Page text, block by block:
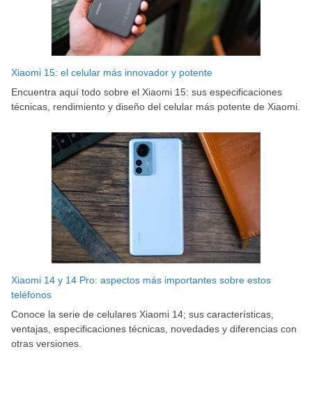
Xiaomi 15: el celular más innovador y potente
Encuentra aquí todo sobre el Xiaomi 15: sus especificaciones
técnicas, rendimiento y diseño del celular más potente de Xiaomi.
Xiaomi 14 y 14 Pro: aspectos más importantes sobre estos
teléfonos
Conoce la serie de celulares Xiaomi 14; sus características,
ventajas, especificaciones técnicas, novedades y diferencias con
otras versiones.